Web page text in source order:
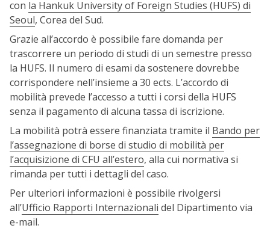
con la Hankuk University of Foreign Studies (HUFS) di
Seoul, Corea del Sud.
Grazie all’accordo è possibile fare domanda per
trascorrere un periodo di studi di un semestre presso
la HUFS. Il numero di esami da sostenere dovrebbe
corrispondere nell’insieme a 30 ects. L’accordo di
mobilità prevede l’accesso a tutti i corsi della HUFS
senza il pagamento di alcuna tassa di iscrizione.
La mobilità potrà essere finanziata tramite il Bando per
l’assegnazione di borse di studio di mobilità per
l’acquisizione di CFU all’estero, alla cui normativa si
rimanda per tutti i dettagli del caso.
Per ulteriori informazioni è possibile rivolgersi
all’Ufficio Rapporti Internazionali del Dipartimento via
e-mail.